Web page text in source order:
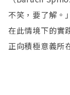
不笑，要了解。
在此情境下的實
正向積極意義所